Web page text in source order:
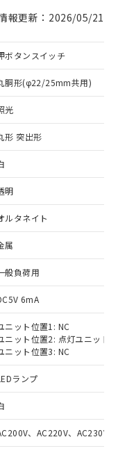
報更新：2026/05/21
ボタンスイッチ
胴形(φ22/25mm共用)
光
形 突出形
明
ルタネイト
属
般負荷用
6mA
ニット位置1: NC
ニット位置2: 点灯ユニット
ニット位置3: NC
ランプ
、AC220V、AC230V